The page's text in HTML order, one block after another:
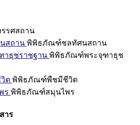
รศสถาน
สถาน พิพิธภัณฑ์ชลทัศนสถาน
ธุชราชฐาน พิพิธภัณฑ์พระจุฑาธุช
ต พิพิธภัณฑ์พืชมีชีวิต
ร พิพิธภัณฑ์สมุนไพร
าร